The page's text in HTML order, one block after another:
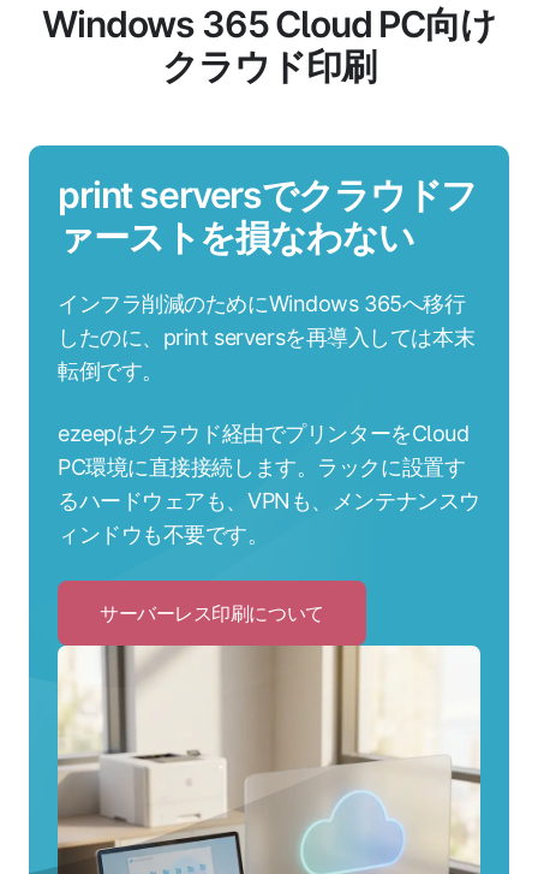
Windows 365 Cloud PC向け
クラウド印刷
print serversでクラウドフ
ァーストを損なわない
インフラ削減のためにWindows 365へ移行
したのに、print serversを再導入しては本末
転倒です。
ezeepはクラウド経由でプリンターをCloud
PC環境に直接接続します。ラックに設置す
るハードウェアも、VPNも、メンテナンスウ
ィンドウも不要です。
サーバーレス印刷について
to
ー
ス